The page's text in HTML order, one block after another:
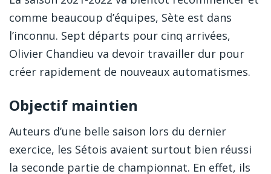
comme beaucoup d’équipes, Sète est dans
l’inconnu. Sept départs pour cinq arrivées,
Olivier Chandieu va devoir travailler dur pour
créer rapidement de nouveaux automatismes.
Objectif maintien
Auteurs d’une belle saison lors du dernier
exercice, les Sétois avaient surtout bien réussi
la seconde partie de championnat. En effet, ils